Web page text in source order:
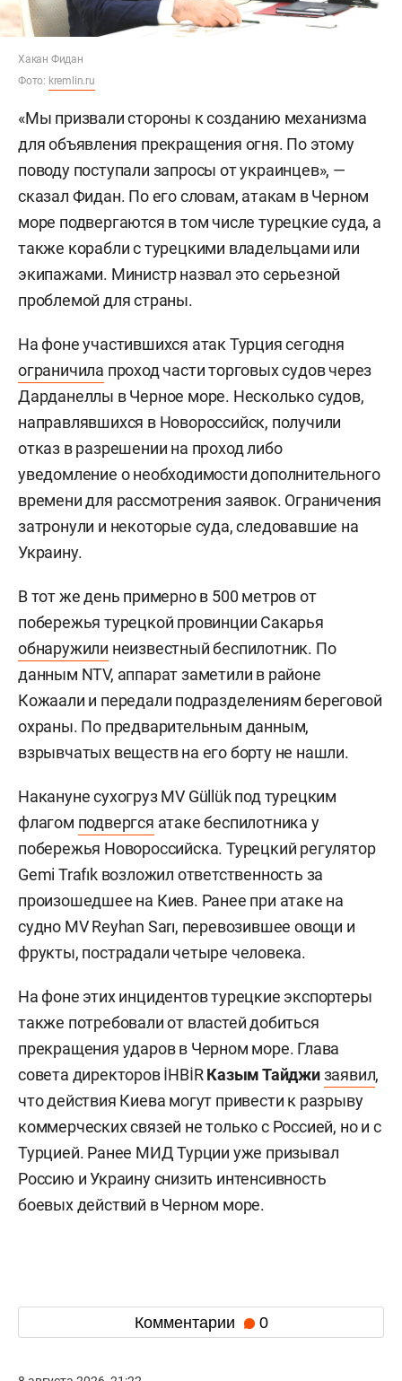
Хакан Фидан
Фото: kremlin.ru
«Мы призвали стороны к созданию механизма
для объявления прекращения огня. По этому
поводу поступали запросы от украинцев», —
сказал Фидан. По его словам, атакам в Черном
море подвергаются в том числе турецкие суда, а
также корабли с турецкими владельцами или
экипажами. Министр назвал это серьезной
проблемой для страны.
На фоне участившихся атак Турция сегодня
ограничила проход части торговых судов через
Дарданеллы в Черное море. Несколько судов,
направлявшихся в Новороссийск, получили
отказ в разрешении на проход либо
уведомление о необходимости дополнительного
времени для рассмотрения заявок. Ограничения
затронули и некоторые суда, следовавшие на
Украину.
В тот же день примерно в 500 метров от
побережья турецкой провинции Сакарья
обнаружили неизвестный беспилотник. По
данным NTV, аппарат заметили в районе
Кожаали и передали подразделениям береговой
охраны. По предварительным данным,
взрывчатых веществ на его борту не нашли.
Накануне сухогруз MV Güllük под турецким
флагом подвергся атаке беспилотника у
побережья Новороссийска. Турецкий регулятор
Gemi Trafık возложил ответственность за
произошедшее на Киев. Ранее при атаке на
судно MV Reyhan Sarı, перевозившее овощи и
фрукты, пострадали четыре человека.
На фоне этих инцидентов турецкие экспортеры
также потребовали от властей добиться
прекращения ударов в Черном море. Глава
совета директоров İHBİRКазым Тайджизаявил,
что действия Киева могут привести к разрыву
коммерческих связей не только с Россией, но и с
Турцией. Ранее МИД Турции уже призывал
Россию и Украину снизить интенсивность
боевых действий в Черном море.
Комментарии 0